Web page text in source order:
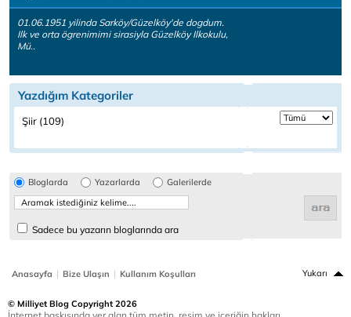
01.06.1951 yilinda Sarköy/Güzelköy'de dogdum.
Ilk ve orta ögrenimimi sirasiyla Güzelköy Ilkokulu,
Mü..
Yazdığım Kategoriler
Şiir (109)
Bloglarda Yazarlarda Galerilerde
Sadece bu yazarın bloglarında ara
Anasayfa | Bize Ulaşın | Kullanım Koşulları Yukarı
© Milliyet Blog Copyright 2026